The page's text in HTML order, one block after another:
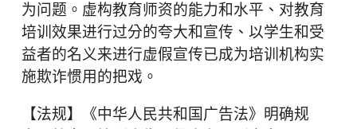
为问题。虚构教育师资的能力和水平、对教育
培训效果进行过分的夸大和宣传、以学生和受
益者的名义来进行虚假宣传已成为培训机构实
施欺诈惯用的把戏。
【法规】《中华人民共和国广告法》明确规